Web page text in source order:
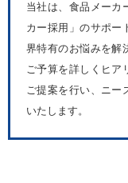
当社は、食品メーカ
カー採用」のサポー
界特有のお悩みを解
ご予算を詳しくヒア
ご提案を行い、ニー
いたします。